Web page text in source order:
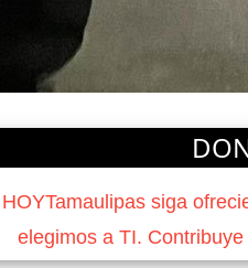
siga
elegimos a TI.